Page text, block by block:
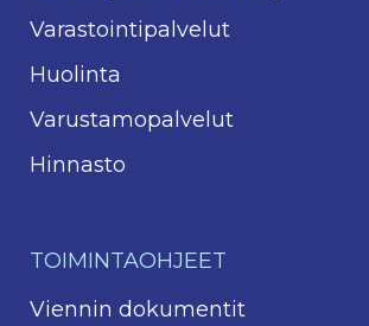
Varastointipalvelut
Huolinta
Varustamopalvelut
Hinnasto
TOIMINTAOHJEET
Viennin dokumentit